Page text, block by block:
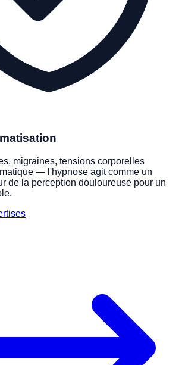
migraines, tensions corporelles
— l'hypnose agit comme un
de la perception douloureuse pour un